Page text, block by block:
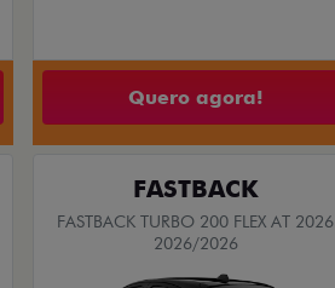
Quero agora!
FASTBACK
FASTBACK TURBO 200 FLEX AT 2026
2026/2026